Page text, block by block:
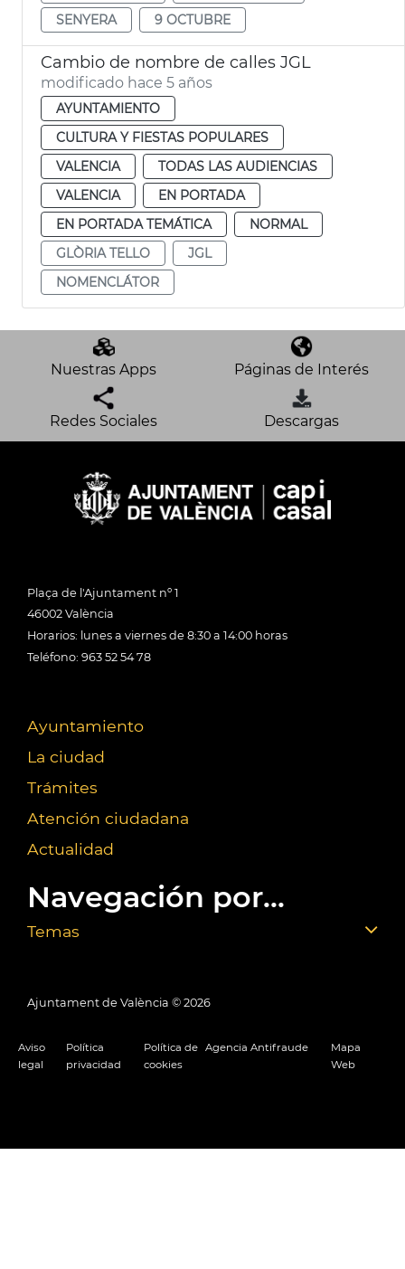
SENYERA
9 OCTUBRE
Cambio de nombre de calles JGL
modificado hace 5 años
AYUNTAMIENTO
CULTURA Y FIESTAS POPULARES
VALENCIA
TODAS LAS AUDIENCIAS
VALENCIA
EN PORTADA
EN PORTADA TEMÁTICA
NORMAL
GLÒRIA TELLO
JGL
NOMENCLÁTOR
Nuestras Apps Páginas de Interés
Redes Sociales Descargas
Plaça de l'Ajuntament nº 1
46002 València
Horarios: lunes a viernes de 8:30 a 14:00 horas
Teléfono: 963 52 54 78
Ayuntamiento
La ciudad
Trámites
Atención ciudadana
Actualidad
Navegación por...
Temas
Ajuntament de València © 2026
Aviso
legal
Política
privacidad
Política de
cookies
Agencia Antifraude
Mapa
Web